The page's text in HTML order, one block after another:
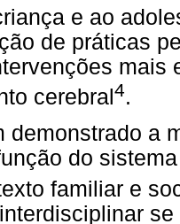
e ao
de práticas
mais
cerebral 4.
demonstrado a
do
familiar e